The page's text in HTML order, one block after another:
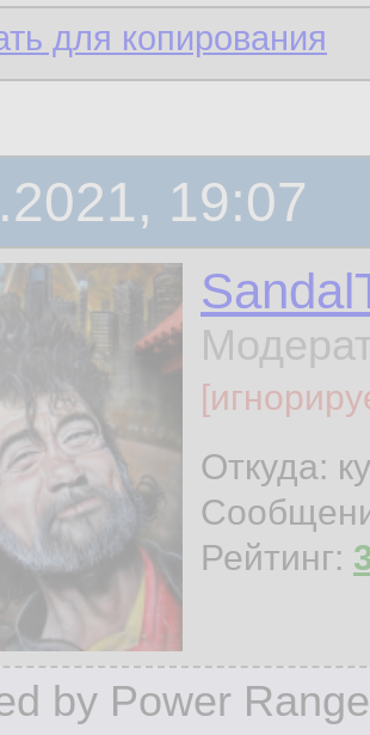
для копирования
19:07
Откуда:
Рейтинг:
by Power